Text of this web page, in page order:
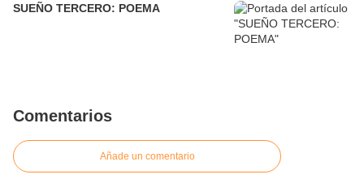
SUEÑO TERCERO: POEMA
Comentarios
Añade un comentario